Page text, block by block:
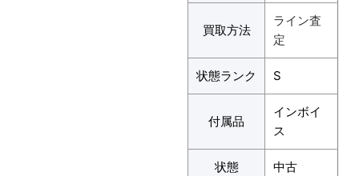
買取方法
ライン査
定
状態ランク S
付属品
インボイ
ス
状態 中古